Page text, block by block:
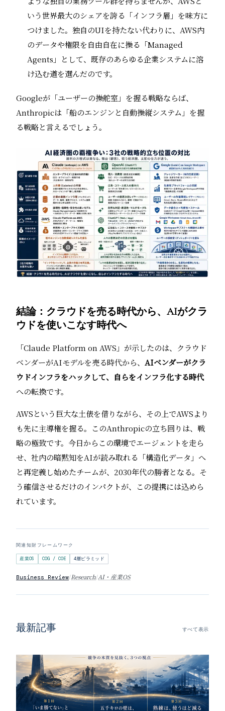
いう世界最大のシェアを誇る「インフラ層」を味方に
つけました。独自のUIを持たない代わりに、AWS内
のデータや権限を自由自在に操る「Managed
Agents」として、既存のあらゆる企業システムに溶
け込む道を選んだのです。
Googleが「ユーザーの操舵室」を握る戦略ならば、
Anthropicは「船のエンジンと自動操縦システム」を握
る戦略と言えるでしょう。
結論：クラウドを売る時代から、AIがクラ
ウドを使いこなす時代へ
「Claude Platform on AWS」が示したのは、クラウド
ベンダーがAIモデルを売る時代から、 AIベンダーがクラ
ウドインフラをハックして、自らをインフラ化する時代
への転換です。
AWSという巨大な土俵を借りながら、その上でAWSより
も先に主導権を握る。このAnthropicの立ち回りは、戦
略の極致です。今日からこの環境でエージェントを走ら
せ、社内の暗黙知をAIが読み取れる「構造化データ」へ
と再定義し始めたチームが、2030年代の勝者となる。そ
う確信させるだけのインパクトが、この提携には込めら
れています。
関連知財フレームワーク
産業OS COG / COE 4層ピラミッド
Business Review/Research/AI・産業OS
最新記事 すべて表示